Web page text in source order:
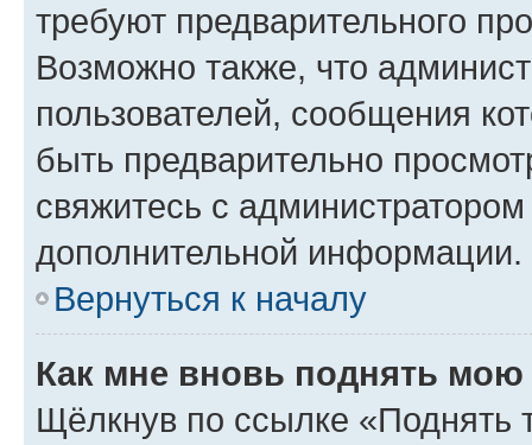
требуют предварительного
Возможно также, что
пользователей, сообщения
быть предварительно
свяжитесь с
дополнительной информации.
Вернуться к началу
Как мне вновь поднять мою
Щёлкнув по ссылке «Поднять